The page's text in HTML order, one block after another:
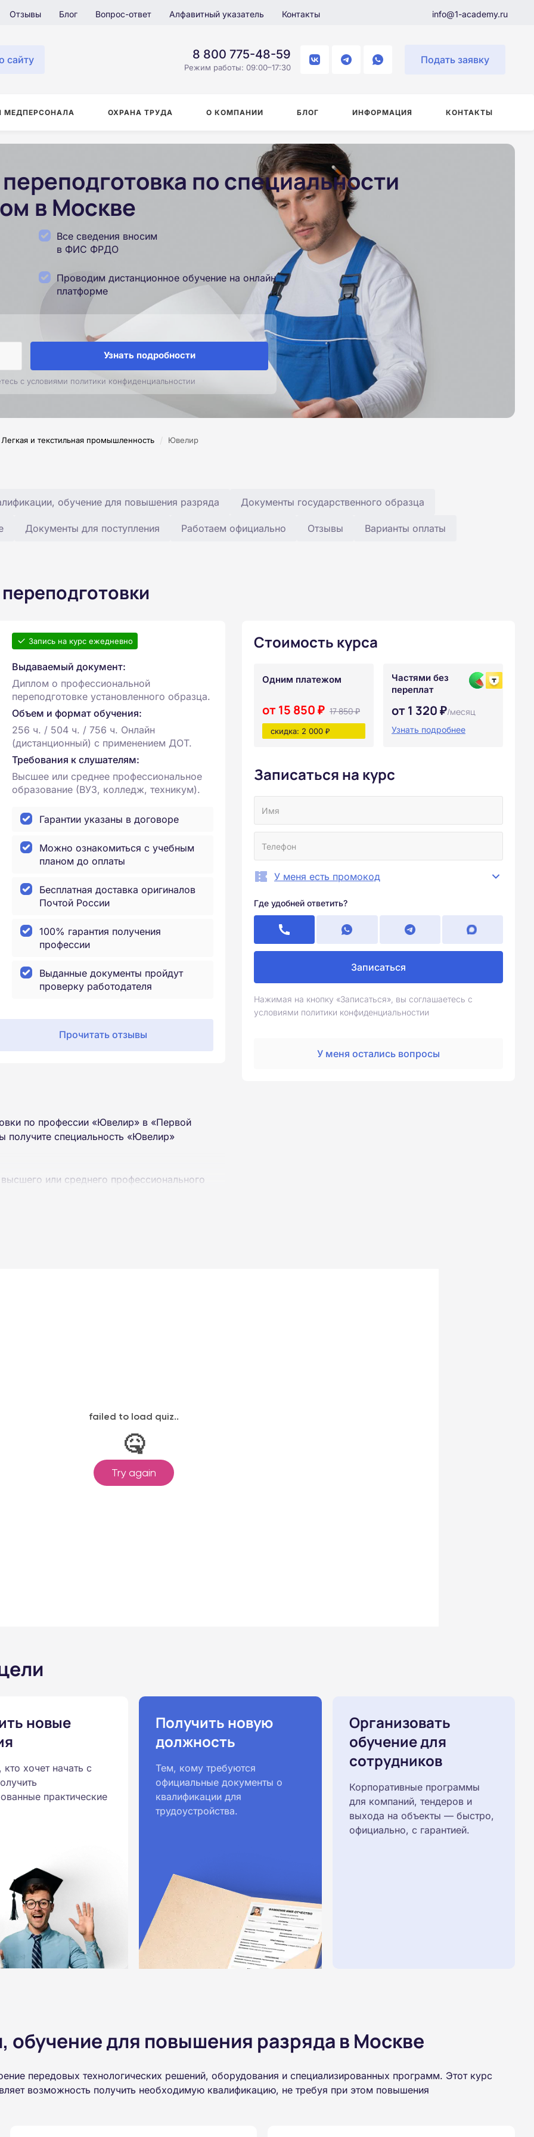
Отзывы Блог Вопрос-ответ Алфавитный указатель Контакты info@1-academy.ru
сайту 8 800 775-48-59
Режим работы: 09:00–17:30
Подать заявку
МЕДПЕРСОНАЛА ОХРАНА ТРУДА О КОМПАНИИ БЛОГ ИНФОРМАЦИЯ КОНТАКТЫ
по специальности
в Москве
Все сведения вносим
в ФИС ФРДО
Проводим дистанционное обучение на онлайн
платформе
Узнать подробности
с условиями политики конфиденциальностии
Легкая и текстильная промышленность / Ювелир
обучение для повышения разряда Документы государственного образца
Документы для поступления Работаем официально Отзывы Варианты оплаты
Запись на курс ежедневно
Выдаваемый документ:
Диплом о профессиональной
переподготовке установленного образца.
Объем и формат обучения:
256 ч. / 504 ч. / 756 ч. Онлайн
(дистанционный) с применением ДОТ.
Требования к слушателям:
Высшее или среднее профессиональное
образование (ВУЗ, колледж, техникум).
Гарантии указаны в договоре
Можно ознакомиться с учебным
планом до оплаты
Бесплатная доставка оригиналов
Почтой России
100% гарантия получения
профессии
Выданные документы пройдут
проверку работодателя
Прочитать отзывы
по профессии «Ювелир» в «Первой
получите специальность «Ювелир»
или среднего профессионального
образования.
Стоимость курса
Одним платежом
от 15 850 ₽ 17 850 ₽
скидка: 2 000 ₽
Частями без
переплат
от 1 320 ₽/месяц
Узнать подробнее
Записаться на курс
У меня есть промокод
Где удобней ответить?
Записаться
Нажимая на кнопку «Записаться», вы соглашаетесь с
условиями политики конфиденциальностии
У меня остались вопросы
новые
хочет начать с
практические
Получить новую
должность
Тем, кому требуются
официальные документы о
квалификации для
трудоустройства.
Организовать
обучение для
сотрудников
Корпоративные программы
для компаний, тендеров и
выхода на объекты — быстро,
официально, с гарантией.
для повышения разряда в Москве
передовых технологических решений, оборудования и специализированных программ. Этот курс
возможность получить необходимую квалификацию, не требуя при этом повышения